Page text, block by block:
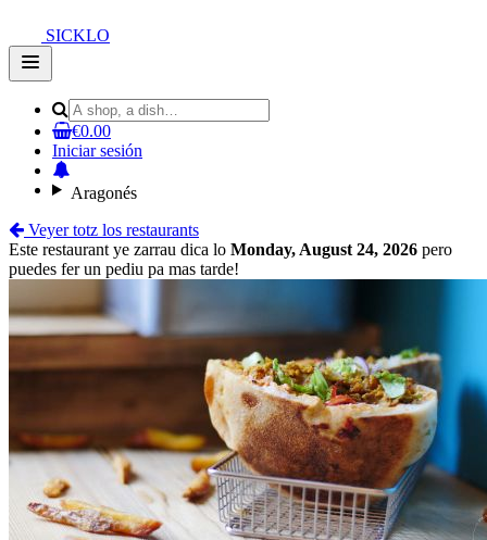
SICKLO
Open
main
€0.00
Iniciar sesión
Aragonés
Veyer totz los restaurants
Este restaurant ye zarrau dica lo Monday, August 24, 2026 pero
puedes fer un pediu pa mas tarde!